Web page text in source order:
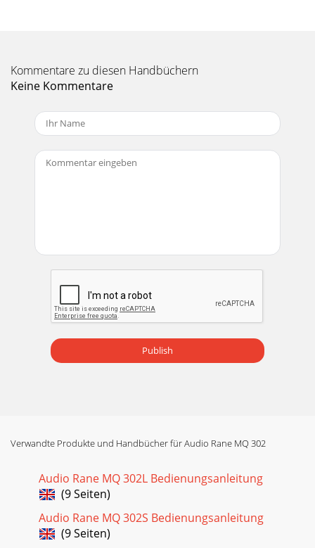
Kommentare zu diesen Handbüchern
Keine Kommentare
Publish
Verwandte Produkte und Handbücher für Audio Rane MQ 302
Audio Rane MQ 302L Bedienungsanleitung
(9 Seiten)
Audio Rane MQ 302S Bedienungsanleitung
(9 Seiten)